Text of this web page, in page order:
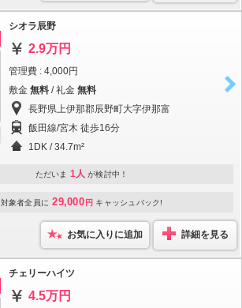
シオラ辰野
2.9万円
管理費 : 4,000円
敷金 無料 / 礼金 無料
長野県上伊那郡辰野町大字伊那富
飯田線/宮木 徒歩16分
1DK / 34.7m²
ただいま 1人 が検討中！
対象者全員に 29,000 円 キャッシュバック!
お気に入りに追加 詳細を見る
チェリーハイツ
4.5万円